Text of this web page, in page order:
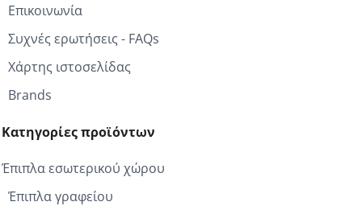
Επικοινωνία
Συχνές ερωτήσεις - FAQs
Χάρτης ιστοσελίδας
Brands
Κατηγορίες προϊόντων
Έπιπλα εσωτερικού χώρου
Έπιπλα γραφείου